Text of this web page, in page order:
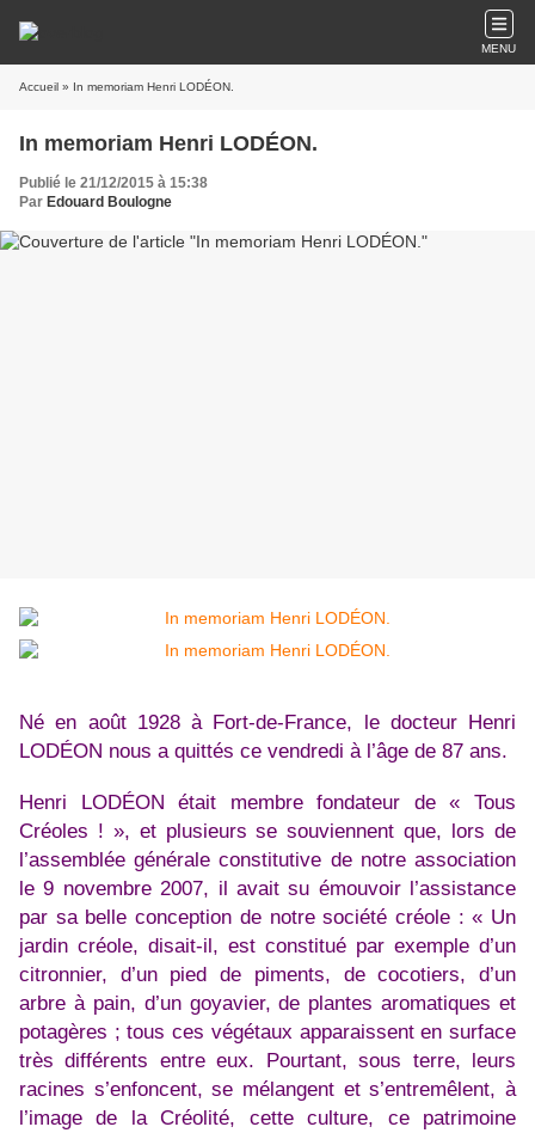
MENU
Accueil » In memoriam Henri LODÉON.
In memoriam Henri LODÉON.
Publié le 21/12/2015 à 15:38
Par Edouard Boulogne
Né en août 1928 à Fort-de-France, le docteur Henri
LODÉON nous a quittés ce vendredi à l’âge de 87 ans.
Henri LODÉON était membre fondateur de « Tous
Créoles ! », et plusieurs se souviennent que, lors de
l’assemblée générale constitutive de notre association
le 9 novembre 2007, il avait su émouvoir l’assistance
par sa belle conception de notre société créole : « Un
jardin créole, disait-il, est constitué par exemple d’un
citronnier, d’un pied de piments, de cocotiers, d’un
arbre à pain, d’un goyavier, de plantes aromatiques et
potagères ; tous ces végétaux apparaissent en surface
très différents entre eux. Pourtant, sous terre, leurs
racines s’enfoncent, se mélangent et s’entremêlent, à
l’image de la Créolité, cette culture, ce patrimoine